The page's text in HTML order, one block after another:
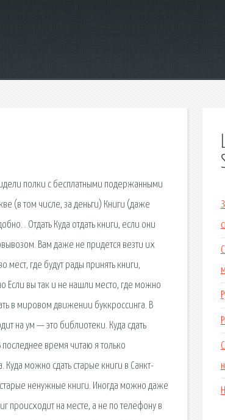
полки с бесплатными подержанными
(в том числе, за деньги) Книги (даже
. Отдать Куда отдать книги, если они
Вам даже не придется везти их
мест, где будут рады принять книги,
Если вы так и не нашли место, где можно
в мировом движении буккроссинга. В
на ум — это библиотеки. Куда сдать
время читаю я только
можно сдать старые книги в Санкт-
старые ненужные книги. Иногда можно даже
происходит на месте, а не по телефону в